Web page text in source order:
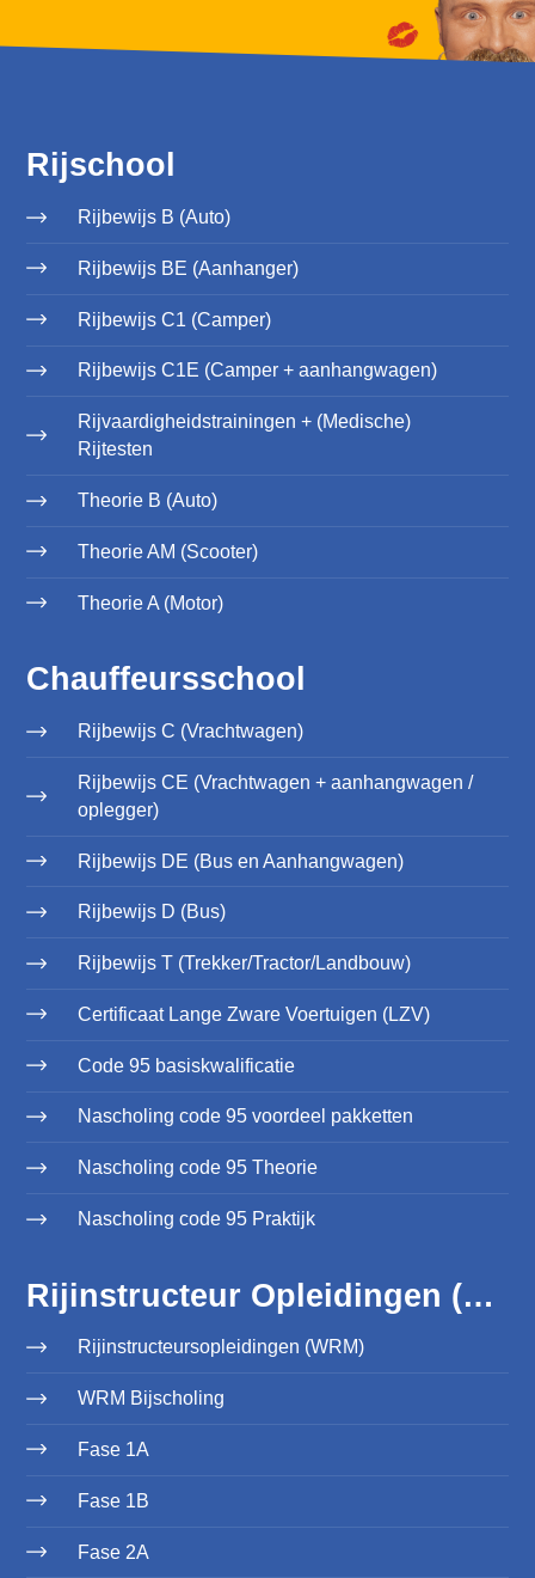
Rijschool
Rijbewijs B (Auto)
Rijbewijs BE (Aanhanger)
Rijbewijs C1 (Camper)
Rijbewijs C1E (Camper + aanhangwagen)
Rijvaardigheidstrainingen + (Medische)
Rijtesten
Theorie B (Auto)
Theorie AM (Scooter)
Theorie A (Motor)
Chauffeursschool
Rijbewijs C (Vrachtwagen)
Rijbewijs CE (Vrachtwagen + aanhangwagen /
oplegger)
Rijbewijs DE (Bus en Aanhangwagen)
Rijbewijs D (Bus)
Rijbewijs T (Trekker/Tractor/Landbouw)
Certificaat Lange Zware Voertuigen (LZV)
Code 95 basiskwalificatie
Nascholing code 95 voordeel pakketten
Nascholing code 95 Theorie
Nascholing code 95 Praktijk
Rijinstructeur Opleidingen (WRM)
Rijinstructeursopleidingen (WRM)
WRM Bijscholing
Fase 1A
Fase 1B
Fase 2A